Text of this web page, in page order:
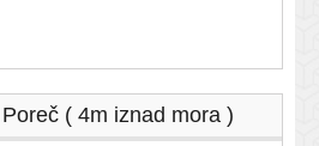
( 4m iznad mora )